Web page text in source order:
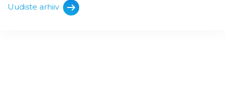
Uudiste arhiiv